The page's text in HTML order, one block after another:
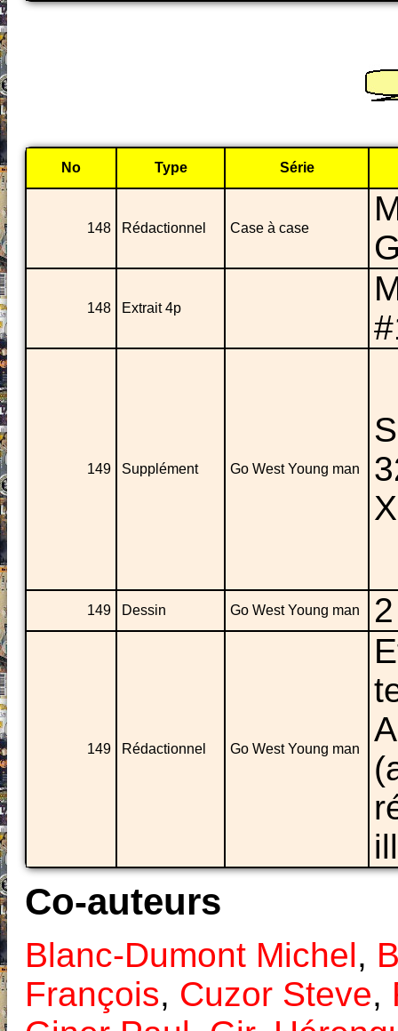
No Type Série
148 Rédactionnel Case à case
148 Extrait 4p
149 Supplément Go West Young man
149 Dessin Go West Young man
149 Rédactionnel Go West Young man
Co-auteurs
Blanc-Dumont Michel,
François, Cuzor Steve,